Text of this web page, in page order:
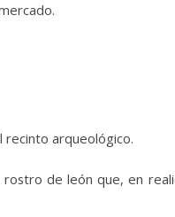
recinto arqueológico.
de león que, en